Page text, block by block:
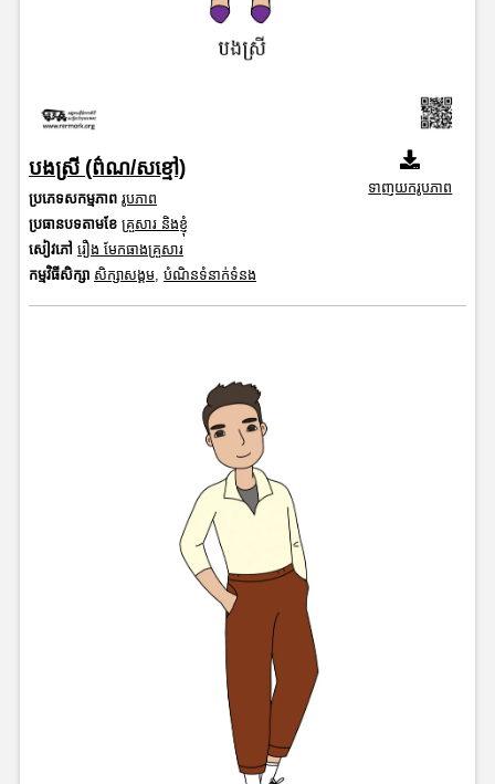
បងស្រី (ព៌ណ/សខ្មៅ)
ប្រភេទសកម្មភាព រូបភាព
ប្រធានបទតាមខែ គ្រួសារ និងខ្ញុំ
សៀវភៅ រឿង មែកធាងគ្រួសារ
កម្មវិធីសិក្សា សិក្សាសង្គម, បំណិនទំនាក់ទំនង
ទាញយករូបភាព